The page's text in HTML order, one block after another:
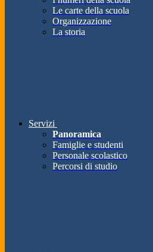
Le carte della scuola
Organizzazione
La storia
Servizi
Panoramica
Famiglie e studenti
Personale scolastico
Percorsi di studio